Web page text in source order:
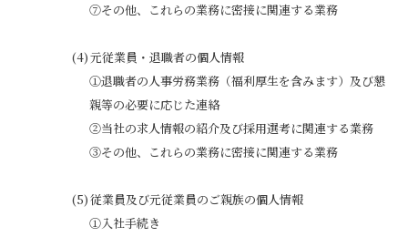
⑦その他、これらの業務に密接に関連する業務
元従業員・退職者の個人情報
①退職者の人事労務業務（福利厚生を含みます）及び懇
親等の必要に応じた連絡
②当社の求人情報の紹介及び採用選考に関連する業務
③その他、これらの業務に密接に関連する業務
従業員及び元従業員のご親族の個人情報
①入社手続き